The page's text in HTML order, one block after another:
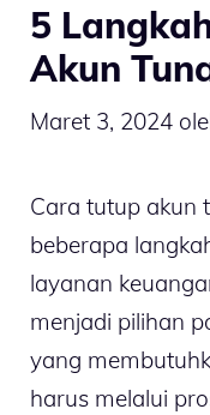
5
Akun
Maret 3, 2024
Cara tutup akun
beberapa
layanan
menjadi pilihan
yang
harus melalui